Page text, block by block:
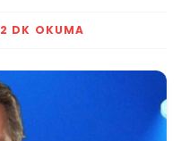
2 DK OKUMA